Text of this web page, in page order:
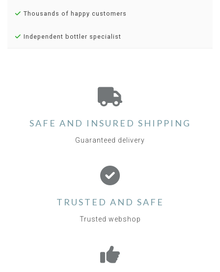
Thousands of happy customers
Independent bottler specialist
SAFE AND INSURED SHIPPING
Guaranteed delivery
TRUSTED AND SAFE
Trusted webshop